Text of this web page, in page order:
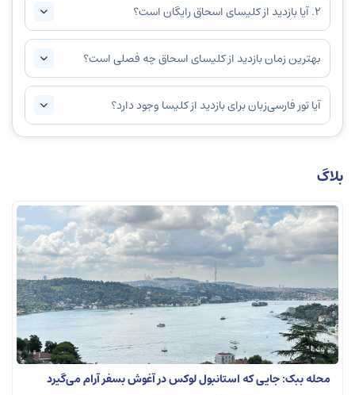
2. آیا بازدید از کلیسای اسحاق رایگان است؟
بهترین زمان بازدید از کلیسای اسحاق چه فصلی است؟
آیا تور فارسی‌زبان برای بازدید از کلیسا وجود دارد؟
بلاگ
محله ببک: جایی که استانبول لوکس در آغوش بسفر آرام می‌گیرد